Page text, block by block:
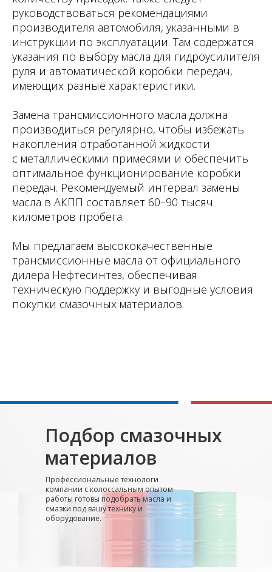
руководствоваться рекомендациями
производителя автомобиля, указанными в
инструкции по эксплуатации. Там содержатся
указания по выбору масла для гидроусилителя
руля и автоматической коробки передач,
имеющих разные характеристики.
Замена трансмиссионного масла должна
производиться регулярно, чтобы избежать
накопления отработанной жидкости
с металлическими примесями и обеспечить
оптимальное функционирование коробки
передач. Рекомендуемый интервал замены
масла в АКПП составляет 60–90 тысяч
километров пробега.
Мы предлагаем высококачественные
трансмиссионные масла от официального
дилера Нефтесинтез, обеспечивая
техническую поддержку и выгодные условия
покупки смазочных материалов.
Подбор смазочных
материалов
Профессиональные технологи
компании с колоссальным опытом
работы готовы подобрать масла и
смазки под вашу технику и
оборудование.